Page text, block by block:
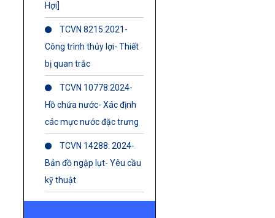
Hợi]
TCVN 8215:2021-
Công trình thủy lợi- Thiết
bị quan trắc
TCVN 10778:2024-
Hồ chứa nước- Xác định
các mực nước đặc trưng
TCVN 14288: 2024-
Bản đồ ngập lụt- Yêu cầu
kỹ thuật